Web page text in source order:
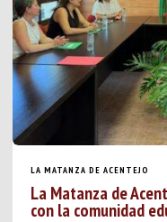
LA MATANZA DE ACENTEJO
La Matanza de
con la comunidad